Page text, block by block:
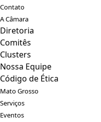
Contato
A Câmara
Diretoria
Comitês
Clusters
Nossa Equipe
Código de Ética
Mato Grosso
Serviços
Eventos